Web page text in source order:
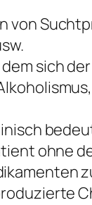
von
dem sich
ohne